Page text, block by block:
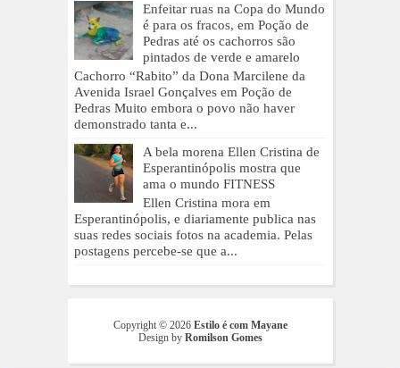
Enfeitar ruas na Copa do Mundo
é para os fracos, em Poção de
Pedras até os cachorros são
pintados de verde e amarelo
Cachorro “Rabito” da Dona Marcilene da
Avenida Israel Gonçalves em Poção de
Pedras Muito embora o povo não haver
demonstrado tanta e...
A bela morena Ellen Cristina de
Esperantinópolis mostra que
ama o mundo FITNESS
Ellen Cristina mora em
Esperantinópolis, e diariamente publica nas
suas redes sociais fotos na academia. Pelas
postagens percebe-se que a...
Copyright © 2026 Estilo é com Mayane
Design by Romilson Gomes